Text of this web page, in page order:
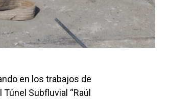
en los trabajos de
Subfluvial “Raúl